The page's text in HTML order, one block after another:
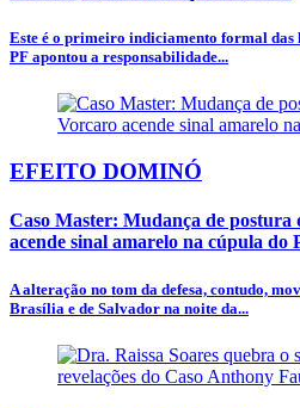
Este é o primeiro indiciamento formal das
PF apontou a responsabilidade...
EFEITO DOMINÓ
Caso Master: Mudança de postura
acende sinal amarelo na cúpula do
A alteração no tom da defesa, contudo,
Brasília e de Salvador na noite da...